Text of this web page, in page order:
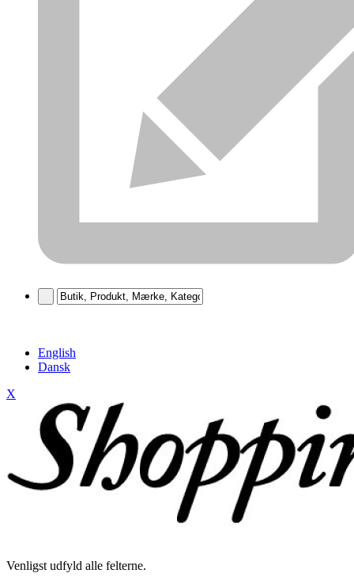
English
Dansk
X
Venligst udfyld alle felterne.